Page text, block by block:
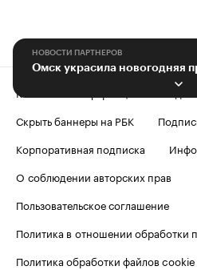
НОВОСТИ ПАРТНЕРОВ
Контактная информация
Скрыть баннеры на РБК
Корпоративная подписка
О соблюдении авторских прав
Пользовательское соглашение
Политика в отношении обработки
Политика обработки файлов cookie